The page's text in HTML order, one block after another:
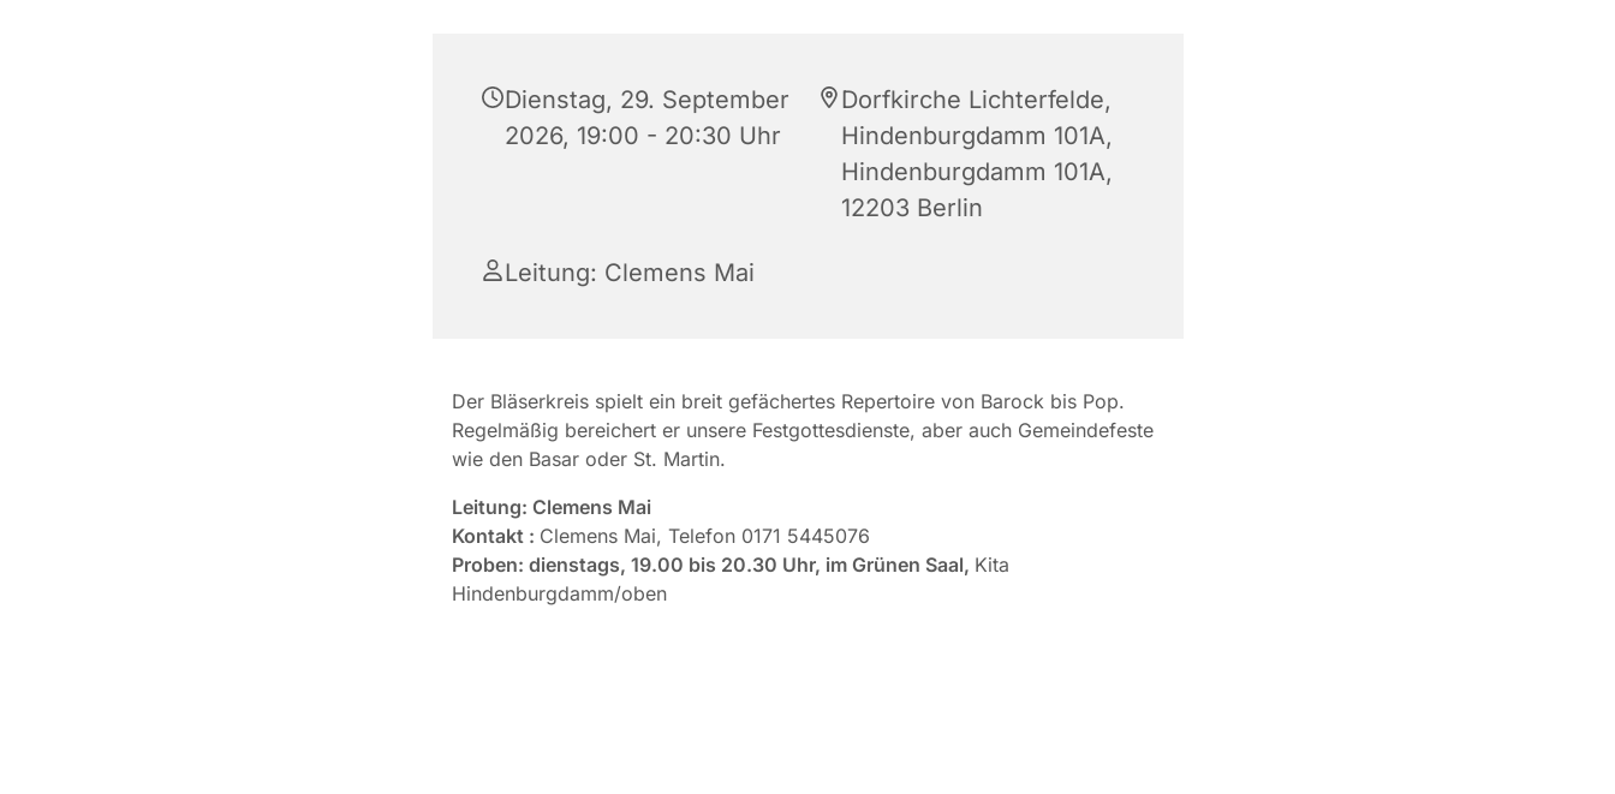
Dienstag, 29. September
2026, 19:00 - 20:30 Uhr
Dorfkirche Lichterfelde,
Hindenburgdamm 101A,
Hindenburgdamm 101A,
12203 Berlin
Leitung: Clemens Mai
Der Bläserkreis spielt ein breit gefächertes Repertoire von Barock bis Pop.
Regelmäßig bereichert er unsere Festgottesdienste, aber auch Gemeindefeste
wie den Basar oder St. Martin.
Leitung: Clemens Mai
Kontakt : Clemens Mai, Telefon 0171 5445076
Proben: dienstags, 19.00 bis 20.30 Uhr, im Grünen Saal, Kita
Hindenburgdamm/oben